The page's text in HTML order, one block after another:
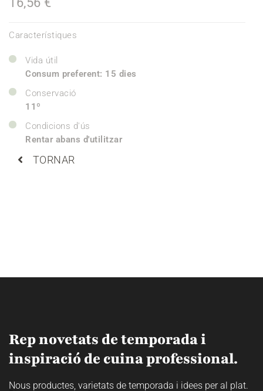
Característiques
Vida útil
Consum preferent: 15 dies
Conservació
11º
Condicions d'ús
Rentar abans d'utilitzar
TORNAR
Rep novetats de temporada i
inspiració de cuina professional.
Nous productes, varietats de temporada i idees per al plat.